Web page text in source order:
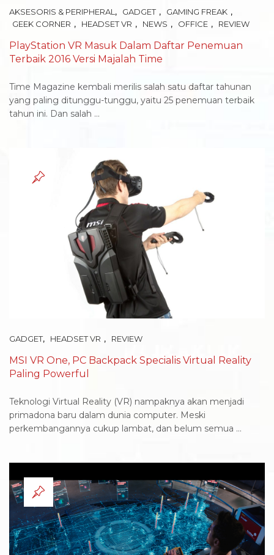
AKSESORIS & PERIPHERAL , GADGET , GAMING FREAK ,
GEEK CORNER , HEADSET VR , NEWS , OFFICE , REVIEW
PlayStation VR Masuk Dalam Daftar Penemuan
Terbaik 2016 Versi Majalah Time
Time Magazine kembali merilis salah satu daftar tahunan
yang paling ditunggu-tunggu, yaitu 25 penemuan terbaik
tahun ini. Dan salah ...
GADGET, HEADSET VR , REVIEW
MSI VR One, PC Backpack Specialis Virtual Reality
Paling Powerful
Teknologi Virtual Reality (VR) nampaknya akan menjadi
primadona baru dalam dunia computer. Meski
perkembangannya cukup lambat, dan belum semua ...